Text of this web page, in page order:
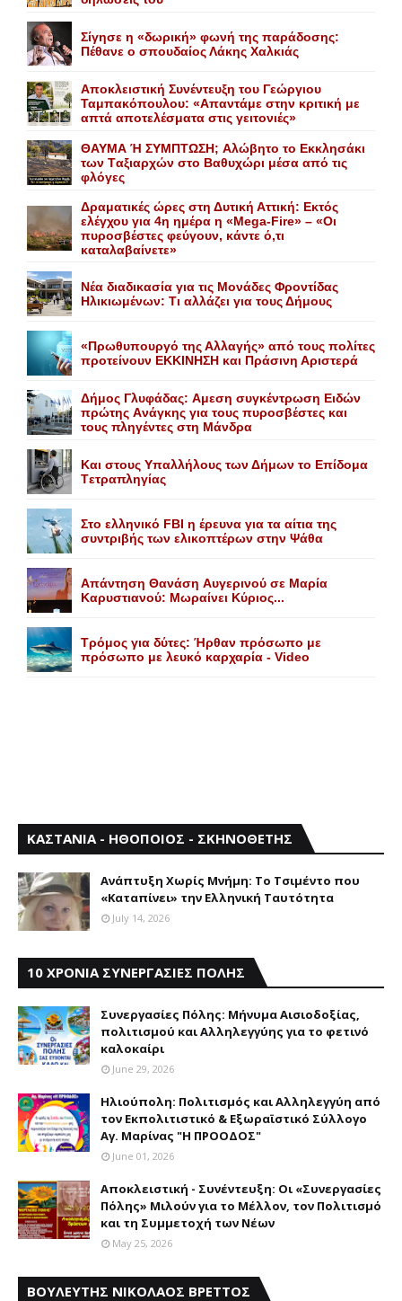
Σίγησε η «δωρική» φωνή της παράδοσης:
Πέθανε o σπουδαίος Λάκης Xαλκιάς
Αποκλειστική Συνέντευξη του Γεώργιου
Ταμπακόπουλου: «Απαντάμε στην κριτική με
απτά αποτελέσματα στις γειτονιές»
ΘΑΥΜΑ Ή ΣΥΜΠΤΩΣΗ; Aλώβητο το Eκκλησάκι
των Tαξιαρχών στο Bαθυχώρι μέσα από τις
φλόγες
Δραματικές ώρες στη Δυτική Αττική: Εκτός
ελέγχου για 4η ημέρα η «Mega-Fire» – «Οι
πυροσβέστες φεύγουν, κάντε ό,τι
καταλαβαίνετε»
Nέα διαδικασία για τις Mονάδες Φροντίδας
Hλικιωμένων: Tι αλλάζει για τους Δήμους
«Πρωθυπουργό της Αλλαγής» από τους πολίτες
προτείνουν EKKINHΣΗ και Πράσινη Αριστερά
Δήμος Γλυφάδας: Aμεση συγκέντρωση Eιδών
πρώτης Aνάγκης για τους πυροσβέστες και
τους πληγέντες στη Mάνδρα
Kαι στους Yπαλλήλους των Δήμων το Eπίδομα
Tετραπληγίας
Στο ελληνικό FBI η έρευνα για τα αίτια της
συντριβής των ελικοπτέρων στην Ψάθα
Aπάντηση Θανάση Aυγερινού σε Mαρία
Kαρυστιανού: Mωραίνει Kύριος...
Τρόμος για δύτες: Ήρθαν πρόσωπο με
πρόσωπο με λευκό καρχαρία - Video
ΚΑΣΤΑΝΙΑ - ΗΘΟΠΟΙΟΣ - ΣΚΗΝΟΘΕΤΗΣ
Aνάπτυξη Xωρίς Mνήμη: Το Τσιμέντο που
«Καταπίνει» την Ελληνική Ταυτότητα
July 14, 2026
10 ΧΡΟΝΙΑ ΣΥΝΕΡΓΑΣΙΕΣ ΠΟΛΗΣ
Συνεργασίες Πόλης: Mήνυμα Aισιοδοξίας,
πολιτισμού και Aλληλεγγύης για το φετινό
καλοκαίρι
June 29, 2026
Ηλιούπολη: Πολιτισμός και Aλληλεγγύη από
τον Εκπολιτιστικό & Εξωραϊστικό Σύλλογο
Αγ. Μαρίνας "Η ΠΡΟΟΔΟΣ"
June 01, 2026
Αποκλειστική - Συνέντευξη: Οι «Συνεργασίες
Πόλης» Μιλούν για το Μέλλον, τον Πολιτισμό
και τη Συμμετοχή των Νέων
May 25, 2026
ΒΟΥΛΕΥΤΗΣ ΝΙΚΟΛΑΟΣ ΒΡΕΤΤΟΣ